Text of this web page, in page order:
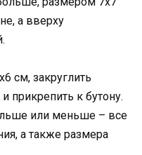
а вверху
см, закруглить
прикрепить к бутону.
или меньше – все
а также размера